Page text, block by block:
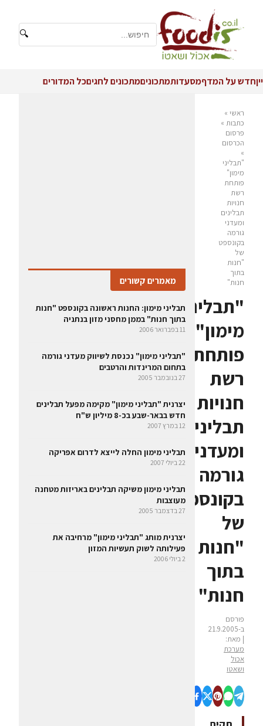
🔍
ייןחדש על המדףמסעדותמתכוניםמתכונים לחגיםכל המדורים
ראשי »
כתבות »
פרסום
הכרסום
»
"תבליני
מימון"
פותחת
רשת
חנויות
תבלינים
ומעדני
גורמה
בקונספט
של
"חנות
בתוך
חנות"
"תבליני
מימון"
פותחת
רשת
חנויות
תבלינים
ומעדני
גורמה
בקונספט
של
"חנות
בתוך
חנות"
פורסם
ב-21.9.2005
| מאת:
מערכת
אכול
ושאטו
מאמרים קשורים
תבליני מימון: החנות ראשונה בקונספט "חנות
בתוך חנות" בממן מחסני מזון בנתניה
11 בפברואר 2006
"תבליני מימון" נכנסת לשיווק מעדני גורמה
בתחום המרינדות והרטבים
27 בנובמבר 2005
יצרנית "תבליני מימון" מקימה מפעל תבלינים
חדש בבאר-שבע בכ-8 מיליון ש"ח
12 במרץ 2007
תבליני מימון החלה לייצא לדרום אפריקה
22 ביולי 2007
תבליני מימון משיקה תבלינים באריזות מטחנה
מעוצבות
27 בדצמבר 2005
יצרנית מותג "תבליני מימון" מרחיבה את
פעילותה לשוק תעשיות המזון
2 ביולי 2006